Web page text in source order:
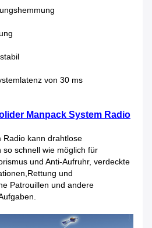
von 30 ms
Manpack System Radio
Radio kann drahtlose
so schnell wie möglich für
und Anti-Aufruhr, verdeckte
und
Patrouillen und andere